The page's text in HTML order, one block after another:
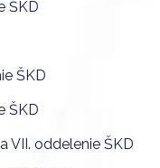
ŠKD
ŠKD
ŠKD
VII. oddelenie ŠKD